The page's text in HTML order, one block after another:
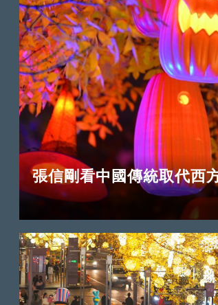
張信剛看中國傳統取代西